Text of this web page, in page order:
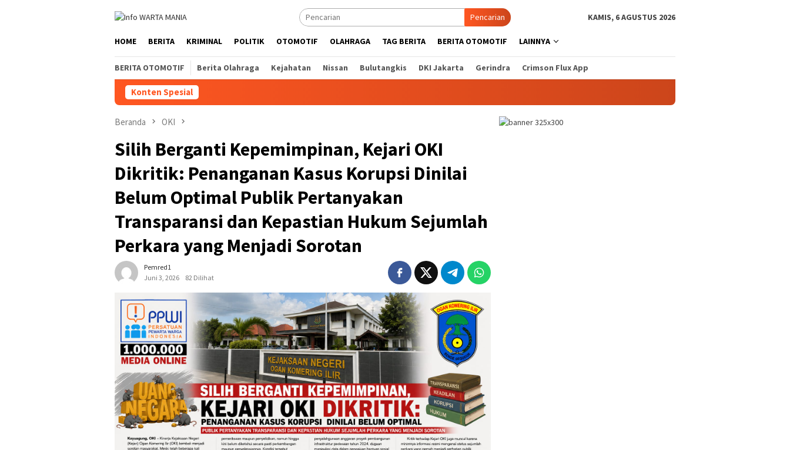
Pencarian KAMIS, 6 AGUSTUS 2026
HOME BERITA KRIMINAL POLITIK OTOMOTIF OLAHRAGA TAG BERITA BERITA OTOMOTIF LAINNYA
BERITA OTOMOTIF Berita Olahraga Kejahatan Nissan Bulutangkis DKI Jakarta Gerindra Crimson Flux App
Konten Spesial
Beranda OKI
Silih Berganti Kepemimpinan, Kejari OKI
Dikritik: Penanganan Kasus Korupsi Dinilai
Belum Optimal Publik Pertanyakan
Transparansi dan Kepastian Hukum Sejumlah
Perkara yang Menjadi Sorotan
Pemred1
Juni 3, 2026
82 Dilihat